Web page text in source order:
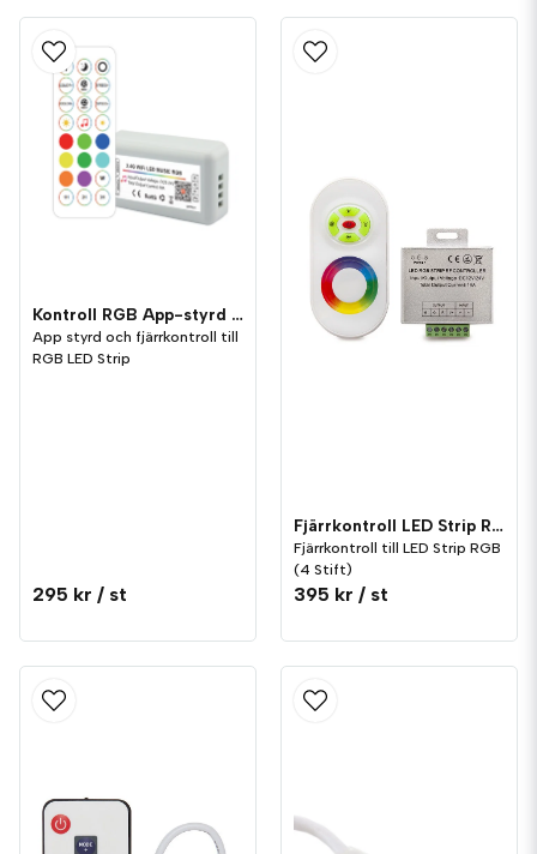
Kontroll RGB App-styrd Tuya och Fjärrkontroll
App styrd och fjärrkontroll till
RGB LED Strip
295 kr / st
Fjärrkontroll LED Strip RGB Touch
Fjärrkontroll till LED Strip RGB
(4 Stift)
395 kr / st